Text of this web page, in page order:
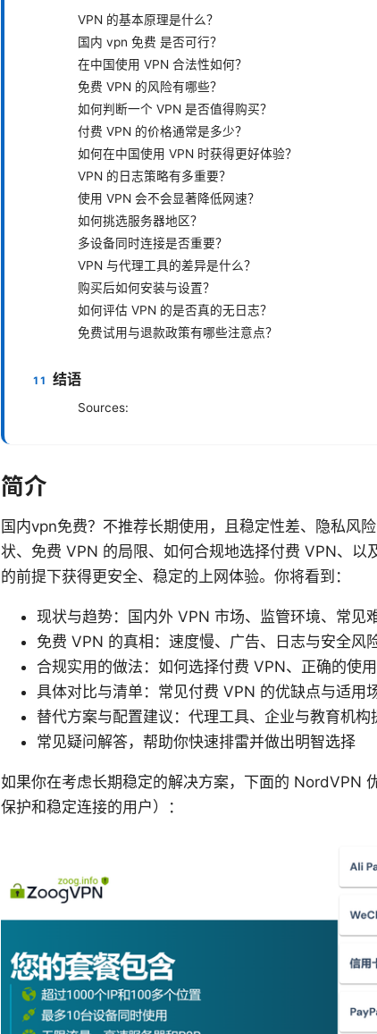
VPN 的基本原理是什么？
国内 vpn 免费 是否可行？
在中国使用 VPN 合法性如何？
免费 VPN 的风险有哪些？
如何判断一个 VPN 是否值得购买？
付费 VPN 的价格通常是多少？
如何在中国使用 VPN 时获得更好体验？
VPN 的日志策略有多重要？
使用 VPN 会不会显著降低网速？
如何挑选服务器地区？
多设备同时连接是否重要？
VPN 与代理工具的差异是什么？
购买后如何安装与设置？
如何评估 VPN 的是否真的无日志？
免费试用与退款政策有哪些注意点？
结语
Sources:
简介
国内vpn免费？不推荐长期使用，且稳定性差、隐私风
状、免费 VPN 的局限、如何合规地选择付费 VPN、以
的前提下获得更安全、稳定的上网体验。你将看到：
现状与趋势：国内外 VPN 市场、监管环境、常见
免费 VPN 的真相：速度慢、广告、日志与安全风
合规实用的做法：如何选择付费 VPN、正确的使
具体对比与清单：常见付费 VPN 的优缺点与适用
替代方案与配置建议：代理工具、企业与教育机
常见疑问解答，帮助你快速排雷并做出明智选择
如果你在考虑长期稳定的解决方案，下面的 NordVPN
保护和稳定连接的用户）：